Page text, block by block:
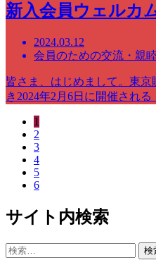
新入会員ウェルカ
2024.03.12
会員のための交流・親
皆さま、はじめまして。東
き2024年2月6日に開催され
1
2
3
4
5
6
サイト内検索
検